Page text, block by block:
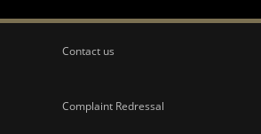
Contact us
Complaint Redressal